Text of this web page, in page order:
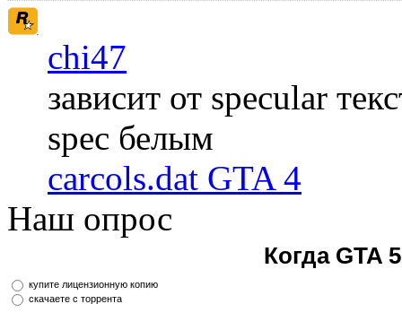
chi47
зависит от specular
spec белым
carcols.dat GTA 4
Наш опрос
Когда GTA
купите лицензионную копию
скачаете с торрента